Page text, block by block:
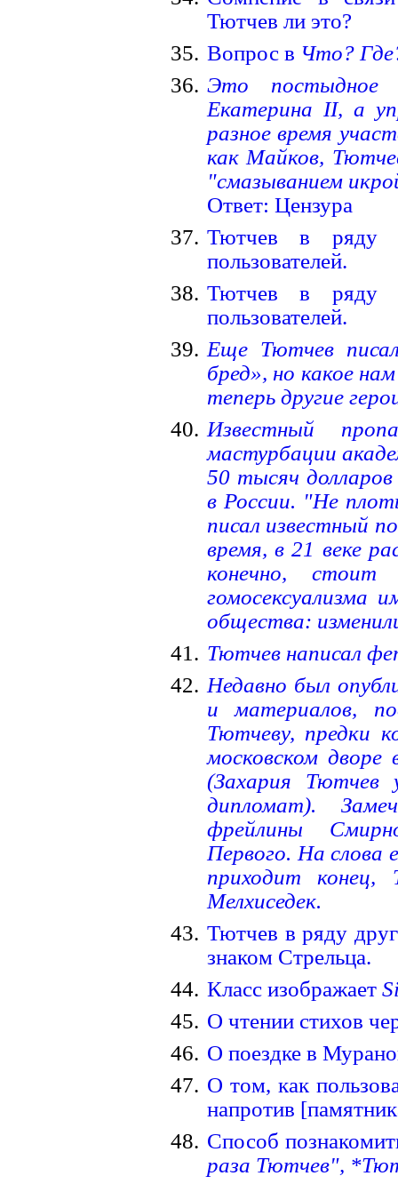
Тютчев ли это?
Вопрос в Что?
Это постыдное
Екатерина II, а
разное время
как Майков,
"смазыванием
Ответ: Цензура
Тютчев в ряду
пользователей.
Тютчев в ряду
пользователей.
Еще Тютчев
бред», но какое
теперь другие
Известный
мастурбации
50 тысяч долларов
в России. "Не
писал известный
время, в 21 веке
конечно,
гомосексуализма
общества:
Тютчев написал
Недавно был
и материалов,
Тютчеву, предки
московском
(Захария Тютчев
дипломат).
фрейлины
Первого. На слова
приходит конец,
Мелхиседек.
Тютчев в ряду
знаком Стрельца.
Класс изображает
О чтении стихов
О поездке в
О том, как
напротив
Способ
раза Тютчев",